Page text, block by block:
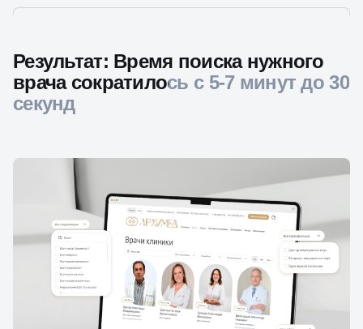
Результат: Время поиска нужного
врача сократилось с 5-7 минут до 30
секунд